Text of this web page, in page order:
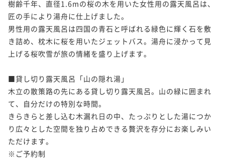
2名 ¥ 114,950 ~
ポイント即利用で最大5％OFF
2名 ¥ 94,050 ~
材を使った季節の特選料理＜8月7日～8月16日＞
二食付き 事前決済可
IN 15:00 - 18:00 OUT11:00
ポイント即利用で
¥110,000~
2名 ¥ 104,500 ~
樹齢千年、直径1.6mの桜の木を用いた女性用の露天風呂は、
匠の手により湯舟に仕上げました。
男性用の露天風呂は四国の青石と呼ばれる緑色に輝く石を敷
き詰め、枕木に桜を用いたジェットバス。湯舟に浸かって見
上げる桜吹雪が旅の情緒を盛り上げます。
■貸し切り露天風呂「山の隠れ湯」
木立の散策路の先にある貸し切り露天風呂。山の緑に囲まれ
て、自分だけの特別な時間。
きらきらと差し込む木漏れ日の中、たっぷりとした湯につか
り広々とした空間を独り占めできる贅沢を存分にお楽しみい
ただけます。
※ご予約制